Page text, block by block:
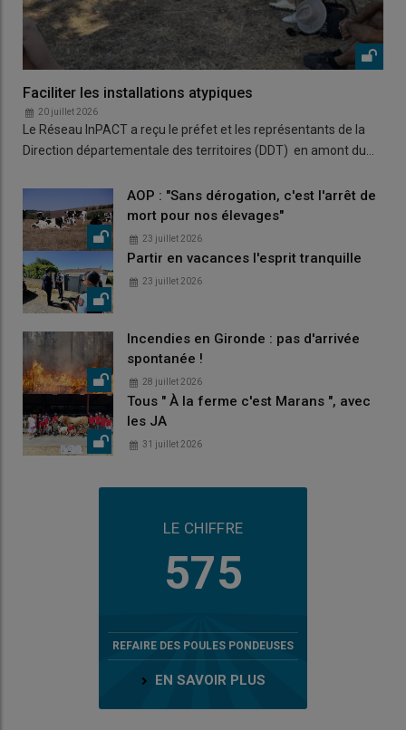
Faciliter les installations atypiques
20 juillet 2026
Le Réseau InPACT a reçu le préfet et les représentants de la
Direction départementale des territoires (DDT) en amont du…
AOP : "Sans dérogation, c'est l'arrêt de
mort pour nos élevages"
23 juillet 2026
Partir en vacances l'esprit tranquille
23 juillet 2026
Incendies en Gironde : pas d'arrivée
spontanée !
28 juillet 2026
Tous " À la ferme c'est Marans ", avec
les JA
31 juillet 2026
LE CHIFFRE
575
REFAIRE DES POULES PONDEUSES
EN SAVOIR PLUS